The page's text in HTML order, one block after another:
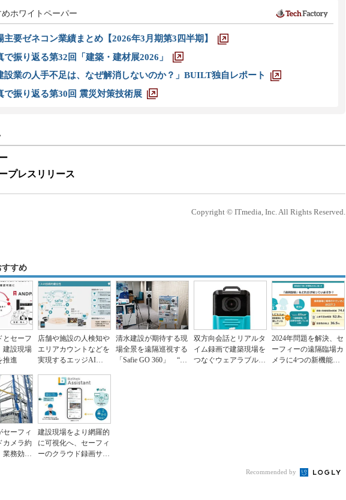
めホワイトペーパー
主要ゼネコン業績まとめ【2026年3月期第3四半期】
で振り返る第32回「建築・建材展2026」
設業の人手不足は、なぜ解消しないのか？」BUILT独自レポート
で振り返る第30回 震災対策技術展
プレスリリース
Copyright © ITmedia, Inc. All Rights Reserved.
すめ
とセーフ
建設現場
推進
店舗や施設の人検知や
エリアカウントなどを
実現するエッジAI搭
清水建設が期待する現
場全景を遠隔巡視する
「Safie GO 360」 “増
双方向会話とリアルタ
イム録画で建築現場を
つなぐウェアラブルカ
2024年問題を解決、セ
ーフィーの遠隔臨場カ
メラに4つの新機能
セーフィ
カメラ約
業務効率
建設現場をより網羅的
に可視化へ、セーフィ
ーのクラウド録画サー
Recommended by